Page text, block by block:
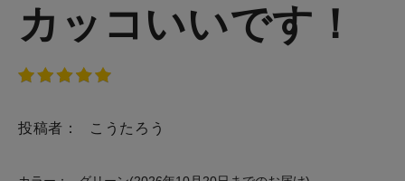
カッコいいです！
投稿者： こうたろう